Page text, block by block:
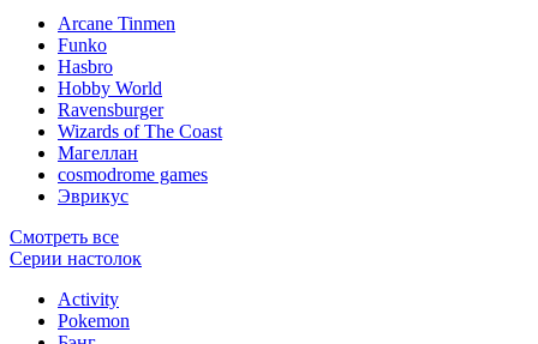
Arcane Tinmen
Funko
Hasbro
Hobby World
Ravensburger
Wizards of The Coast
Магеллан
сosmodrome games
Эврикус
Смотреть все
Серии настолок
Activity
Pokemon